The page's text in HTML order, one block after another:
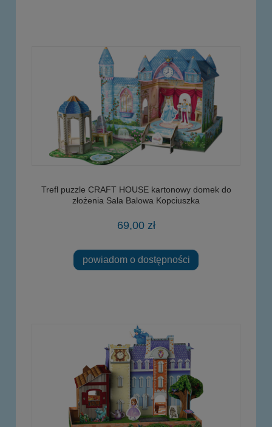
Trefl puzzle CRAFT HOUSE kartonowy domek do
złożenia Sala Balowa Kopciuszka
69,00 zł
powiadom o dostępności